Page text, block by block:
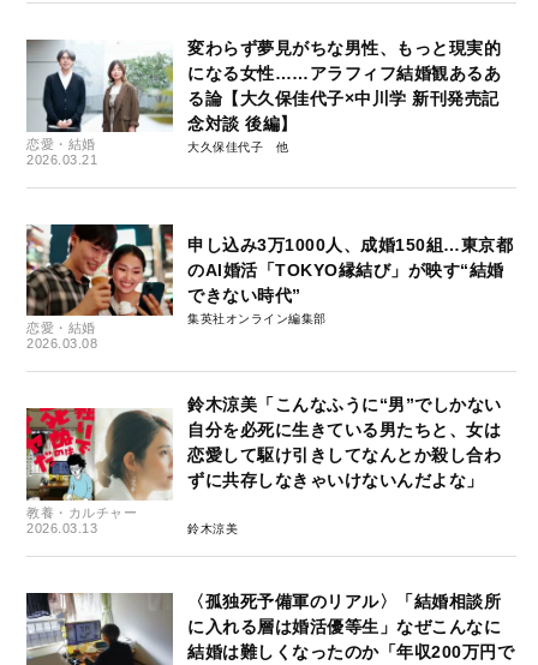
恋愛・結婚
2026.03.21
変わらず夢見がちな男性、もっと現実的
になる女性……アラフィフ結婚観あるあ
る論【大久保佳代子×中川学 新刊発売記
念対談 後編】
大久保佳代子
恋愛・結婚
2026.03.08
申し込み3万1000人、成婚150組…東京都
のAI婚活「TOKYO縁結び」が映す“結婚
できない時代”
集英社オンライン編集部
教養・カルチャー
2026.03.13
鈴木涼美「こんなふうに“男”でしかない
自分を必死に生きている男たちと、女は
恋愛して駆け引きしてなんとか殺し合わ
ずに共存しなきゃいけないんだよな」
鈴木涼美
〈孤独死予備軍のリアル〉「結婚相談所
に入れる層は婚活優等生」なぜこんなに
結婚は難しくなったのか「年収200万円で